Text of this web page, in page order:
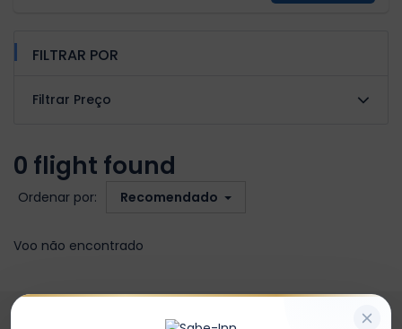
FILTRAR POR
Filtrar Preço
0 flight found
Ordenar por: Recomendado
Voo não encontrado